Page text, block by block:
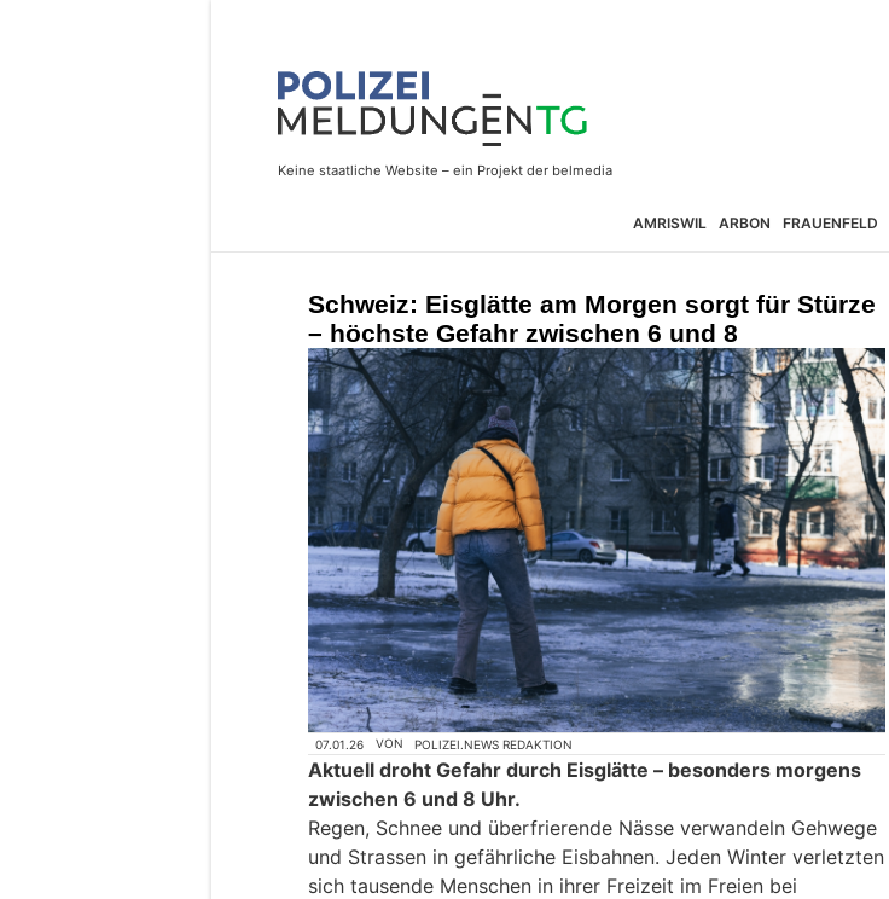
AMRISWIL ARBON FRAUENFELD
Schweiz: Eisglätte am Morgen sorgt für Stürze
– höchste Gefahr zwischen 6 und 8
07.01.26 VON POLIZEI.NEWS REDAKTION
Aktuell droht Gefahr durch Eisglätte – besonders morgens
zwischen 6 und 8 Uhr.
Regen, Schnee und überfrierende Nässe verwandeln Gehwege
und Strassen in gefährliche Eisbahnen. Jeden Winter verletzten
sich tausende Menschen in ihrer Freizeit im Freien bei